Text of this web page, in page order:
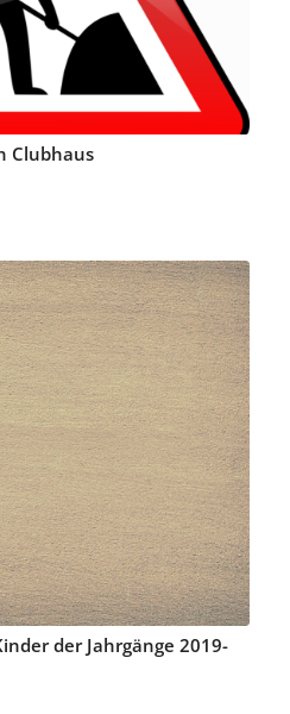
Clubhaus
der Jahrgänge 2019-